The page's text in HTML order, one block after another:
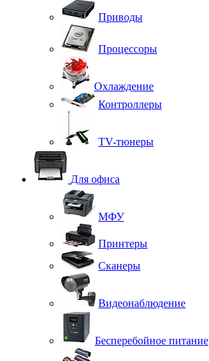
Приводы
Процессоры
Охлаждение
Контроллеры
TV-тюнеры
Для офиса
МФУ
Принтеры
Сканеры
Видеонаблюдение
Бесперебойное питание